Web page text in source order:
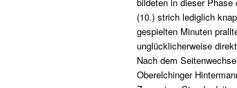
(10.) strich lediglich
gespielten Minuten
unglücklicherweise
Nach dem
Oberelchinger